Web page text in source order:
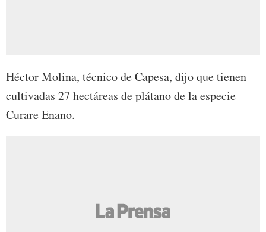
Héctor Molina, técnico de Capesa, dijo que tienen
cultivadas 27 hectáreas de plátano de la especie
Curare Enano.